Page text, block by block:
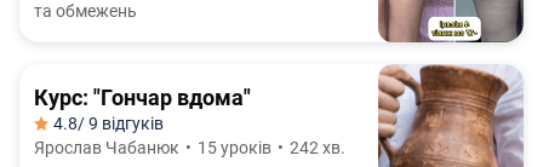
та обмежень
Курс: "Гончар вдома"
4.8/ 9 відгуків
Ярослав Чабанюк • 15 уроків • 242 хв.